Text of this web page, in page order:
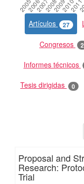
Artículos 27
Congresos 2
Informes técnicos
Tesis dirigidas 0
Proposal and
Research:
Trial